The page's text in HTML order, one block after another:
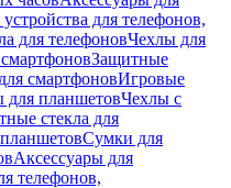
для телефонов,
для телефоновЧехлы для
Защитные
смартфоновИгровые
для планшетовЧехлы с
стекла для
Сумки для
Аксессуары для
телефонов,